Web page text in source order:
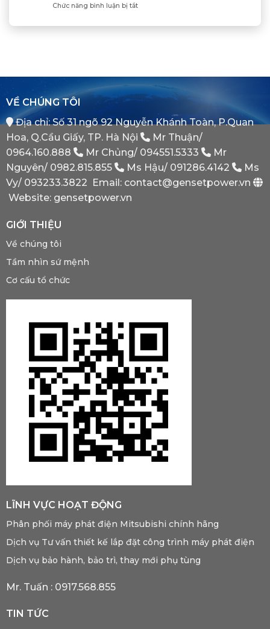
Khẳng
Vị
Của
Bình
Minh
Dầu
Xác
Điện
Chức năng bình luận bị tắtở
Điện
Sao
Phát
Dự
Phòng
Bắt
Phải
Có?
VỀ CHÚNG TÔI
Địa chỉ: Số 31 ngõ 92 Nguyễn Khánh Toàn, P.Quan
Hoa, Q.Cầu Giấy, TP. Hà Nội
Mr Thuận/
0964.160.888
Mr Chủng/ 094551.5333
Mr
Nguyên/ 0982.815.855 Ms Hậu/ 091286.4142
Ms
Vy/ 093233.3822
Email: contact@gensetpower.vn
Website: gensetpower.vn
GIỚI THIỆU
Về chúng tôi
Tầm nhìn sứ mệnh
Cơ cấu tổ chức
LĨNH VỰC HOẠT ĐỘNG
Phân phối máy phát điện Mitsubishi chính hãng
Dịch vụ Tư vấn thiết kế lắp đặt công trình máy phát điện
Dịch vụ bảo hành, bảo trì, thay mới phụ tùng
Mr. Tuấn : 0917.568.855
TIN TỨC